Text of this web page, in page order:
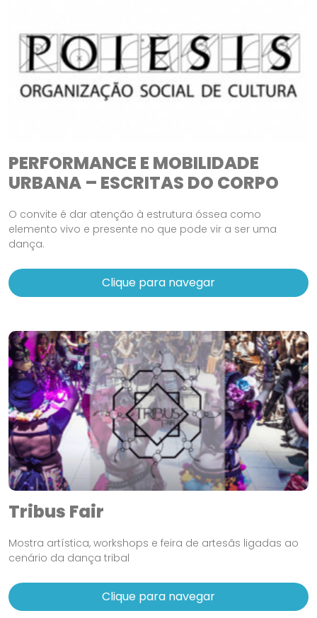
PERFORMANCE E MOBILIDADE
URBANA – ESCRITAS DO CORPO
O convite é dar atenção à estrutura óssea como
elemento vivo e presente no que pode vir a ser uma
dança.
Clique para navegar
Tribus Fair
Mostra artística, workshops e feira de artesãs ligadas ao
cenário da dança tribal
Clique para navegar